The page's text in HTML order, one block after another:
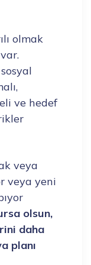
olmak
ve hedef
veya
veya yeni
olsun,
daha
planı